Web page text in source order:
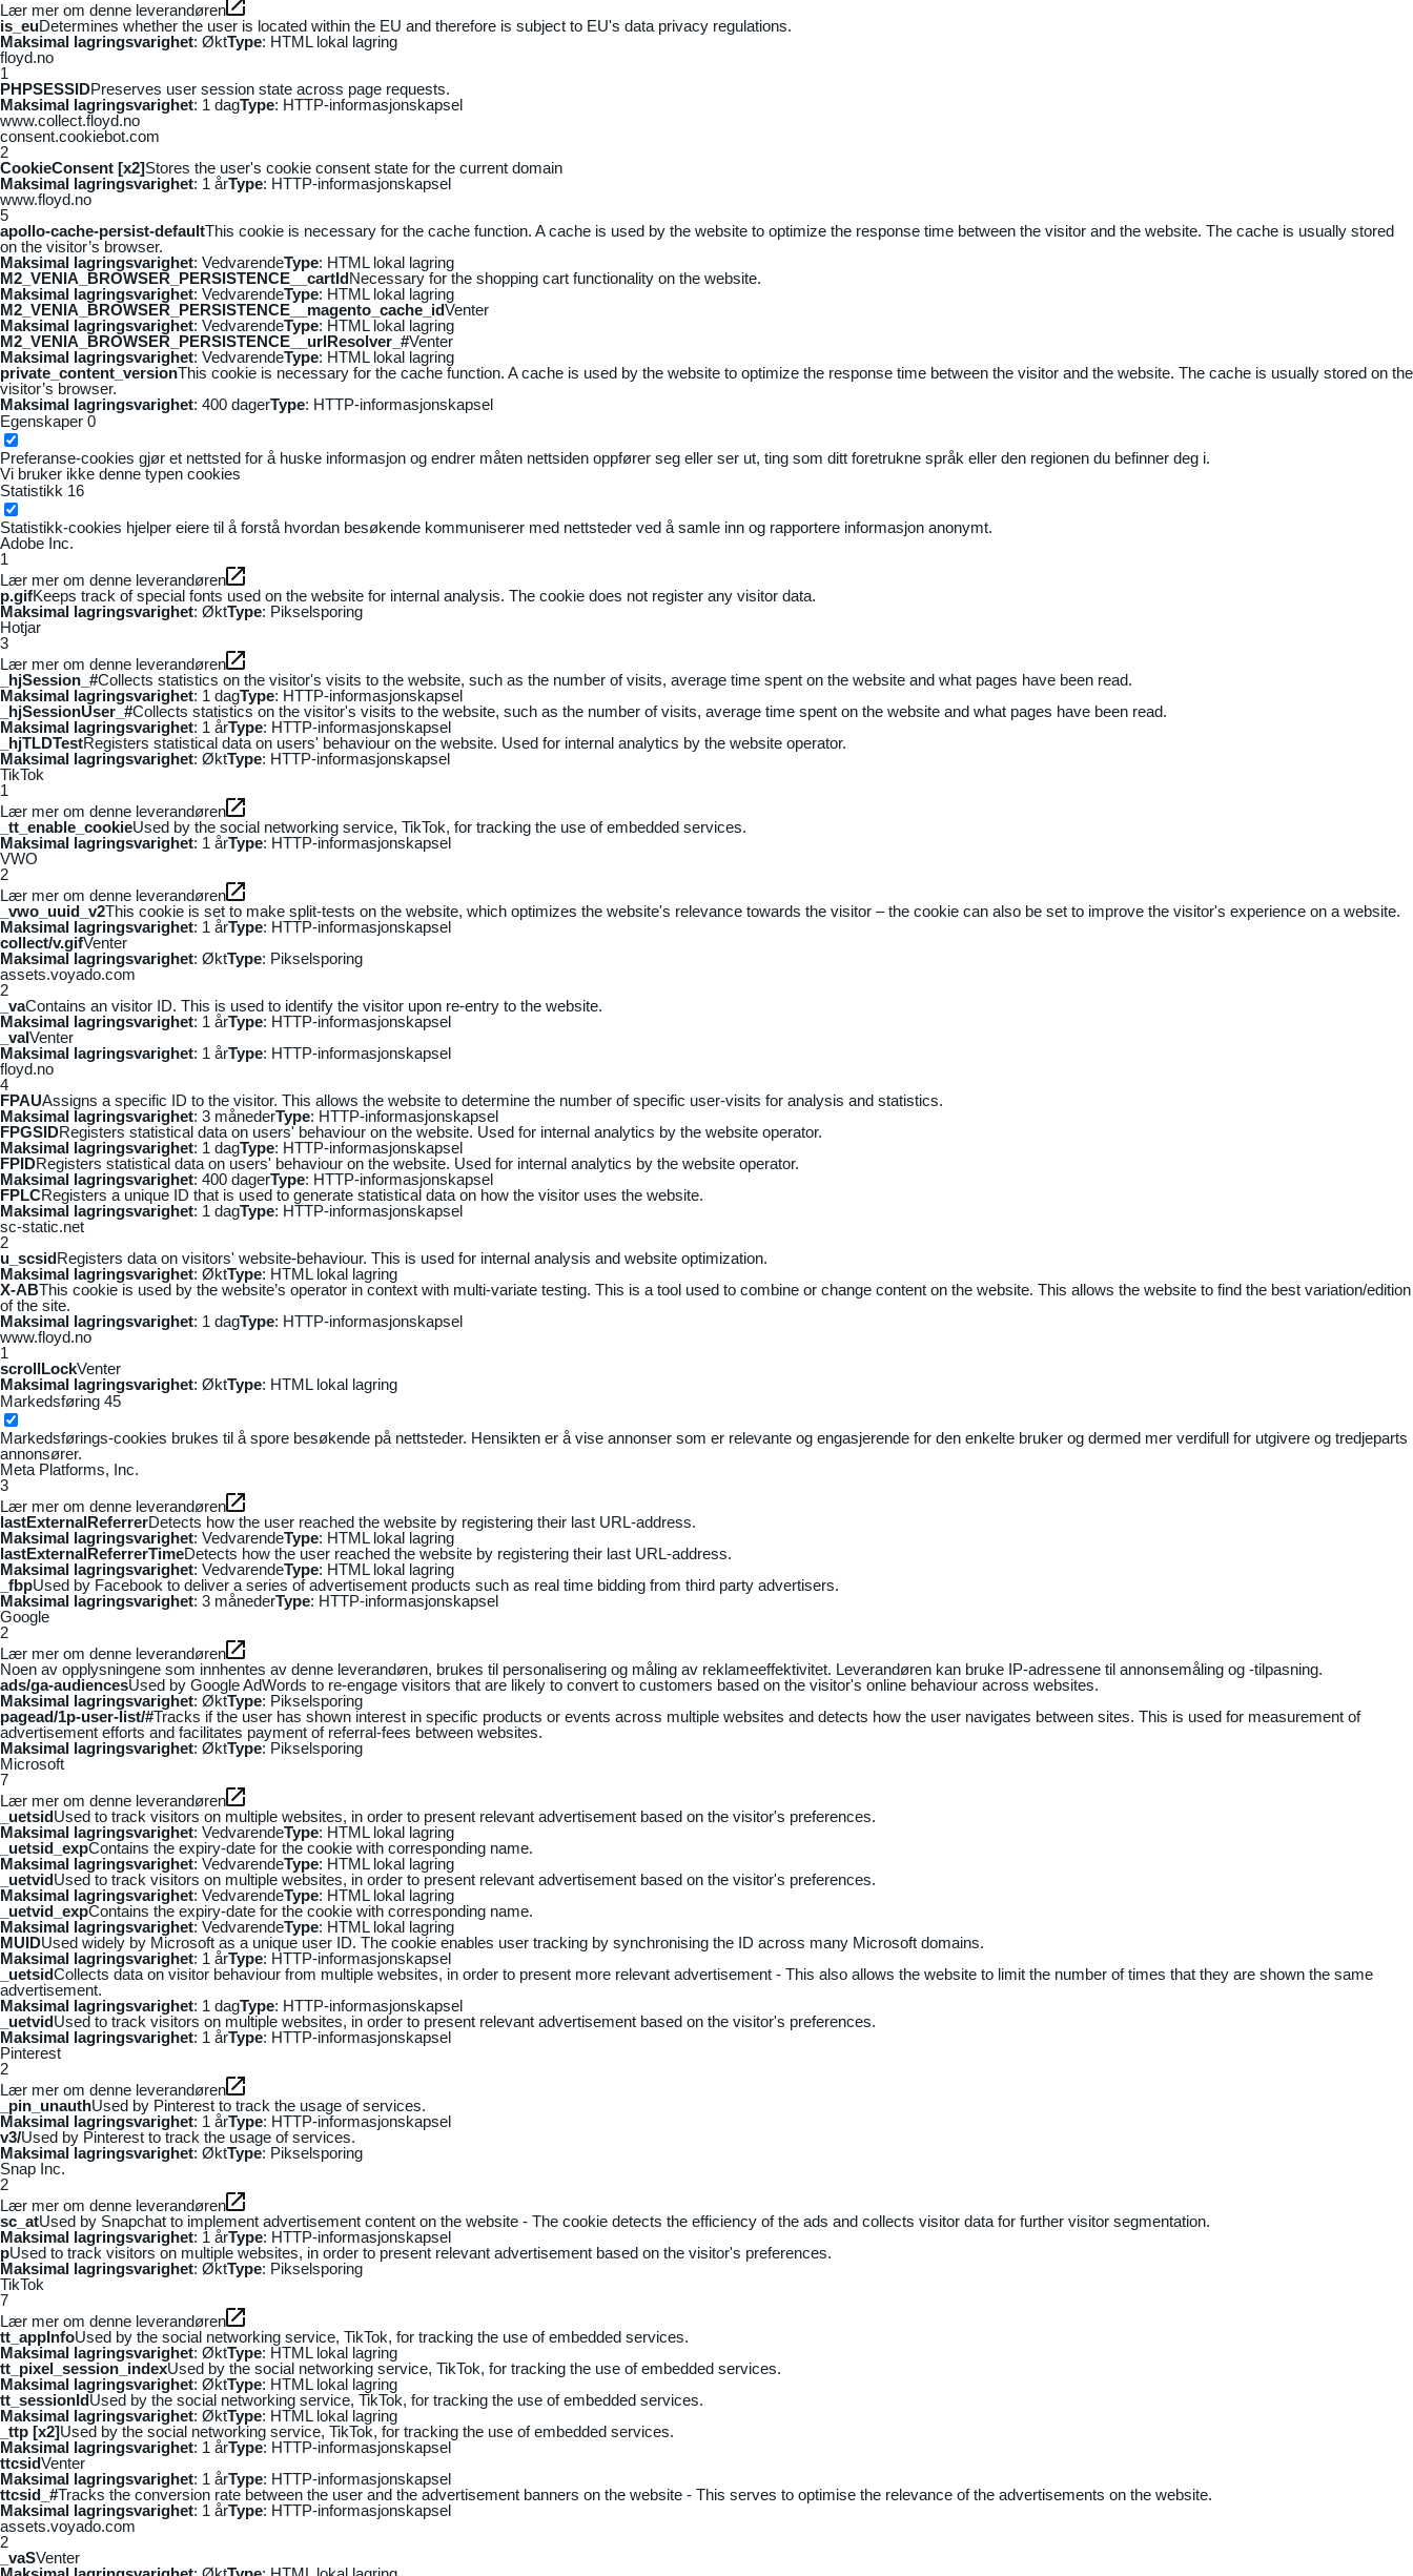
Lær mer om denne leverandøren
is_euDetermines whether the user is located within the EU and therefore is subject to EU's data privacy regulations.
Maksimal lagringsvarighet: ØktType: HTML lokal lagring
floyd.no
1
PHPSESSIDPreserves user session state across page requests.
Maksimal lagringsvarighet: 1 dagType: HTTP-informasjonskapsel
www.collect.floyd.no
consent.cookiebot.com
2
CookieConsent [x2]Stores the user's cookie consent state for the current domain
Maksimal lagringsvarighet: 1 årType: HTTP-informasjonskapsel
www.floyd.no
5
apollo-cache-persist-defaultThis cookie is necessary for the cache function. A cache is used by the website to optimize the response time between the visitor and the website. The cache is usually stored
on the visitor’s browser.
Maksimal lagringsvarighet: VedvarendeType: HTML lokal lagring
M2_VENIA_BROWSER_PERSISTENCE__cartIdNecessary for the shopping cart functionality on the website.
Maksimal lagringsvarighet: VedvarendeType: HTML lokal lagring
M2_VENIA_BROWSER_PERSISTENCE__magento_cache_idVenter
Maksimal lagringsvarighet: VedvarendeType: HTML lokal lagring
M2_VENIA_BROWSER_PERSISTENCE__urlResolver_#Venter
Maksimal lagringsvarighet: VedvarendeType: HTML lokal lagring
private_content_versionThis cookie is necessary for the cache function. A cache is used by the website to optimize the response time between the visitor and the website. The cache is usually stored on the
visitor’s browser.
Maksimal lagringsvarighet: 400 dagerType: HTTP-informasjonskapsel
Egenskaper 0
Preferanse-cookies gjør et nettsted for å huske informasjon og endrer måten nettsiden oppfører seg eller ser ut, ting som ditt foretrukne språk eller den regionen du befinner deg i.
Vi bruker ikke denne typen cookies
Statistikk 16
Statistikk-cookies hjelper eiere til å forstå hvordan besøkende kommuniserer med nettsteder ved å samle inn og rapportere informasjon anonymt.
Adobe Inc.
1
Lær mer om denne leverandøren
p.gifKeeps track of special fonts used on the website for internal analysis. The cookie does not register any visitor data.
Maksimal lagringsvarighet: ØktType: Pikselsporing
Hotjar
3
Lær mer om denne leverandøren
_hjSession_#Collects statistics on the visitor's visits to the website, such as the number of visits, average time spent on the website and what pages have been read.
Maksimal lagringsvarighet: 1 dagType: HTTP-informasjonskapsel
_hjSessionUser_#Collects statistics on the visitor's visits to the website, such as the number of visits, average time spent on the website and what pages have been read.
Maksimal lagringsvarighet: 1 årType: HTTP-informasjonskapsel
_hjTLDTestRegisters statistical data on users' behaviour on the website. Used for internal analytics by the website operator.
Maksimal lagringsvarighet: ØktType: HTTP-informasjonskapsel
TikTok
1
Lær mer om denne leverandøren
_tt_enable_cookieUsed by the social networking service, TikTok, for tracking the use of embedded services.
Maksimal lagringsvarighet: 1 årType: HTTP-informasjonskapsel
VWO
2
Lær mer om denne leverandøren
_vwo_uuid_v2This cookie is set to make split-tests on the website, which optimizes the website's relevance towards the visitor – the cookie can also be set to improve the visitor's experience on a website.
Maksimal lagringsvarighet: 1 årType: HTTP-informasjonskapsel
collect/v.gifVenter
Maksimal lagringsvarighet: ØktType: Pikselsporing
assets.voyado.com
2
_vaContains an visitor ID. This is used to identify the visitor upon re-entry to the website.
Maksimal lagringsvarighet: 1 årType: HTTP-informasjonskapsel
_vaIVenter
Maksimal lagringsvarighet: 1 årType: HTTP-informasjonskapsel
floyd.no
4
FPAUAssigns a specific ID to the visitor. This allows the website to determine the number of specific user-visits for analysis and statistics.
Maksimal lagringsvarighet: 3 månederType: HTTP-informasjonskapsel
FPGSIDRegisters statistical data on users' behaviour on the website. Used for internal analytics by the website operator.
Maksimal lagringsvarighet: 1 dagType: HTTP-informasjonskapsel
FPIDRegisters statistical data on users' behaviour on the website. Used for internal analytics by the website operator.
Maksimal lagringsvarighet: 400 dagerType: HTTP-informasjonskapsel
FPLCRegisters a unique ID that is used to generate statistical data on how the visitor uses the website.
Maksimal lagringsvarighet: 1 dagType: HTTP-informasjonskapsel
sc-static.net
2
u_scsidRegisters data on visitors' website-behaviour. This is used for internal analysis and website optimization.
Maksimal lagringsvarighet: ØktType: HTML lokal lagring
X-ABThis cookie is used by the website’s operator in context with multi-variate testing. This is a tool used to combine or change content on the website. This allows the website to find the best variation/edition
of the site.
Maksimal lagringsvarighet: 1 dagType: HTTP-informasjonskapsel
www.floyd.no
1
scrollLockVenter
Maksimal lagringsvarighet: ØktType: HTML lokal lagring
Markedsføring 45
Markedsførings-cookies brukes til å spore besøkende på nettsteder. Hensikten er å vise annonser som er relevante og engasjerende for den enkelte bruker og dermed mer verdifull for utgivere og tredjeparts
annonsører.
Meta Platforms, Inc.
3
Lær mer om denne leverandøren
lastExternalReferrerDetects how the user reached the website by registering their last URL-address.
Maksimal lagringsvarighet: VedvarendeType: HTML lokal lagring
lastExternalReferrerTimeDetects how the user reached the website by registering their last URL-address.
Maksimal lagringsvarighet: VedvarendeType: HTML lokal lagring
_fbpUsed by Facebook to deliver a series of advertisement products such as real time bidding from third party advertisers.
Maksimal lagringsvarighet: 3 månederType: HTTP-informasjonskapsel
Google
2
Lær mer om denne leverandøren
Noen av opplysningene som innhentes av denne leverandøren, brukes til personalisering og måling av reklameeffektivitet. Leverandøren kan bruke IP-adressene til annonsemåling og -tilpasning.
ads/ga-audiencesUsed by Google AdWords to re-engage visitors that are likely to convert to customers based on the visitor's online behaviour across websites.
Maksimal lagringsvarighet: ØktType: Pikselsporing
pagead/1p-user-list/#Tracks if the user has shown interest in specific products or events across multiple websites and detects how the user navigates between sites. This is used for measurement of
advertisement efforts and facilitates payment of referral-fees between websites.
Maksimal lagringsvarighet: ØktType: Pikselsporing
Microsoft
7
Lær mer om denne leverandøren
_uetsidUsed to track visitors on multiple websites, in order to present relevant advertisement based on the visitor's preferences.
Maksimal lagringsvarighet: VedvarendeType: HTML lokal lagring
_uetsid_expContains the expiry-date for the cookie with corresponding name.
Maksimal lagringsvarighet: VedvarendeType: HTML lokal lagring
_uetvidUsed to track visitors on multiple websites, in order to present relevant advertisement based on the visitor's preferences.
Maksimal lagringsvarighet: VedvarendeType: HTML lokal lagring
_uetvid_expContains the expiry-date for the cookie with corresponding name.
Maksimal lagringsvarighet: VedvarendeType: HTML lokal lagring
MUIDUsed widely by Microsoft as a unique user ID. The cookie enables user tracking by synchronising the ID across many Microsoft domains.
Maksimal lagringsvarighet: 1 årType: HTTP-informasjonskapsel
_uetsidCollects data on visitor behaviour from multiple websites, in order to present more relevant advertisement - This also allows the website to limit the number of times that they are shown the same
advertisement.
Maksimal lagringsvarighet: 1 dagType: HTTP-informasjonskapsel
_uetvidUsed to track visitors on multiple websites, in order to present relevant advertisement based on the visitor's preferences.
Maksimal lagringsvarighet: 1 årType: HTTP-informasjonskapsel
Pinterest
2
Lær mer om denne leverandøren
_pin_unauthUsed by Pinterest to track the usage of services.
Maksimal lagringsvarighet: 1 årType: HTTP-informasjonskapsel
v3/Used by Pinterest to track the usage of services.
Maksimal lagringsvarighet: ØktType: Pikselsporing
Snap Inc.
2
Lær mer om denne leverandøren
sc_atUsed by Snapchat to implement advertisement content on the website - The cookie detects the efficiency of the ads and collects visitor data for further visitor segmentation.
Maksimal lagringsvarighet: 1 årType: HTTP-informasjonskapsel
pUsed to track visitors on multiple websites, in order to present relevant advertisement based on the visitor's preferences.
Maksimal lagringsvarighet: ØktType: Pikselsporing
TikTok
7
Lær mer om denne leverandøren
tt_appInfoUsed by the social networking service, TikTok, for tracking the use of embedded services.
Maksimal lagringsvarighet: ØktType: HTML lokal lagring
tt_pixel_session_indexUsed by the social networking service, TikTok, for tracking the use of embedded services.
Maksimal lagringsvarighet: ØktType: HTML lokal lagring
tt_sessionIdUsed by the social networking service, TikTok, for tracking the use of embedded services.
Maksimal lagringsvarighet: ØktType: HTML lokal lagring
_ttp [x2]Used by the social networking service, TikTok, for tracking the use of embedded services.
Maksimal lagringsvarighet: 1 årType: HTTP-informasjonskapsel
ttcsidVenter
Maksimal lagringsvarighet: 1 årType: HTTP-informasjonskapsel
ttcsid_#Tracks the conversion rate between the user and the advertisement banners on the website - This serves to optimise the relevance of the advertisements on the website.
Maksimal lagringsvarighet: 1 årType: HTTP-informasjonskapsel
assets.voyado.com
2
_vaSVenter